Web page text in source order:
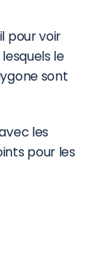
pour voir
le
sont
les
pour les